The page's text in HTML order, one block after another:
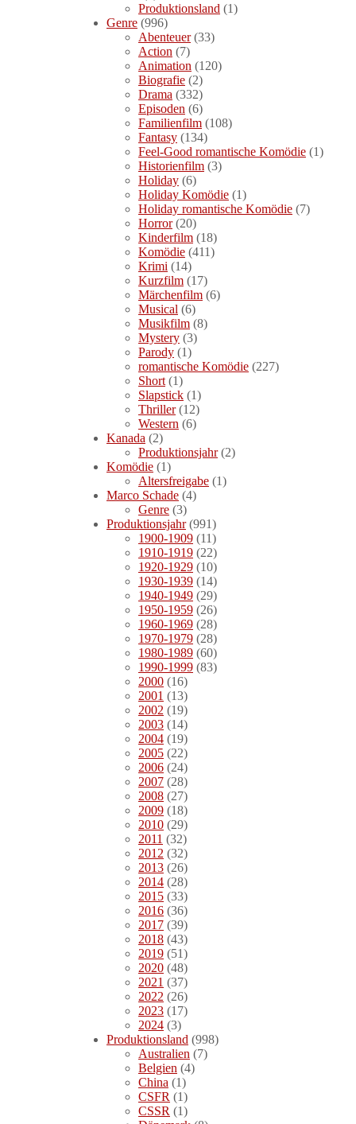
Produktionsland (1)
Genre (996)
Abenteuer(33)
Action (7)
Animation (120)
Biografie (2)
Drama (332)
Episoden (6)
Familienfilm (108)
Fantasy (134)
Feel-Good romantische Komödie (1)
Historienfilm (3)
Holiday (6)
Holiday Komödie (1)
Holiday romantische Komödie (7)
Horror(20)
Kinderfilm (18)
Komödie (411)
Krimi (14)
Kurzfilm (17)
Märchenfilm (6)
Musical (6)
Musikfilm (8)
Mystery (3)
Parody (1)
romantische Komödie (227)
Short (1)
Slapstick (1)
Thriller(12)
Western (6)
Kanada (2)
Produktionsjahr(2)
Komödie (1)
Altersfreigabe (1)
Marco Schade (4)
Genre (3)
Produktionsjahr(991)
1900-1909 (11)
1910-1919 (22)
1920-1929 (10)
1930-1939 (14)
1940-1949 (29)
1950-1959 (26)
1960-1969 (28)
1970-1979 (28)
1980-1989 (60)
1990-1999 (83)
2000 (16)
2001 (13)
2002 (19)
2003 (14)
2004 (19)
2005 (22)
2006 (24)
2007 (28)
2008 (27)
2009 (18)
2010 (29)
2011 (32)
2012 (32)
2013 (26)
2014 (28)
2015 (33)
2016 (36)
2017 (39)
2018 (43)
2019 (51)
2020 (48)
2021 (37)
2022 (26)
2023 (17)
2024 (3)
Produktionsland (998)
Australien (7)
Belgien (4)
China (1)
CSFR (1)
CSSR (1)